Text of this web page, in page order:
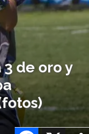
de oro y
X
Facebook